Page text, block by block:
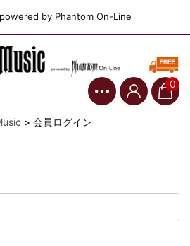
powered by Phantom On-Line
0
> 会員ログイン